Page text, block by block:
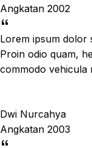
Angkatan 2002
Lorem ipsum dolor
Proin odio quam,
commodo vehicula
Dwi Nurcahya
Angkatan 2003